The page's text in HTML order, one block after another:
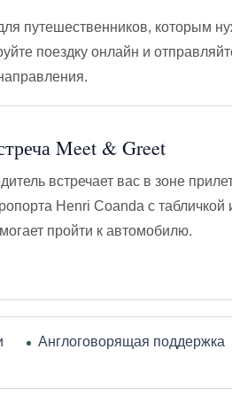
путешественников, которым
поездку онлайн и
Meet & Greet
встречает вас в зоне
Henri Coanda с табличкой
пройти к автомобилю.
Англоговорящая поддержка